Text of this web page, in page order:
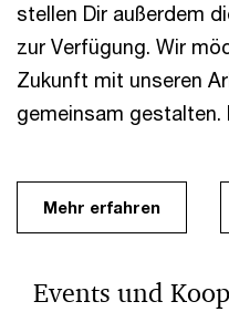
stellen Dir außerdem
zur Verfügung. Wir
Zukunft mit unseren
gemeinsam gestalten.
Mehr erfahren
Events und